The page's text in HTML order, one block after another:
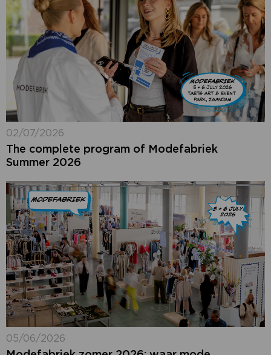
02/07/2026
The complete program of Modefabriek
Summer 2026
05/06/2026